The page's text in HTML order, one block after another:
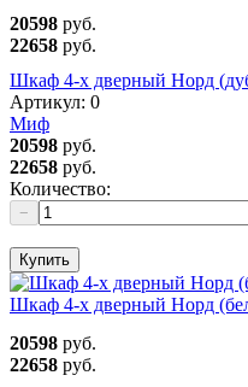
20598 руб.
22658 руб.
Шкаф 4-х дверный Норд
Артикул: 0
Миф
20598 руб.
22658 руб.
Количество:
−
Купить
Шкаф 4-х дверный Норд
20598 руб.
22658 руб.